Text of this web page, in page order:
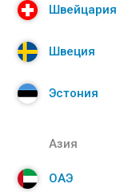
Швейцария
Швеция
Эстония
Азия
ОАЭ